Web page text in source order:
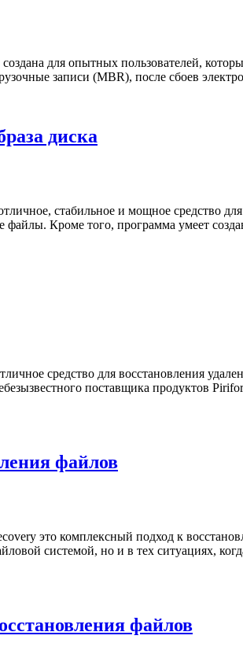
для опытных пользователей,
записи (MBR), после сбоев
диска
стабильное и мощное средство
Кроме того, программа умеет
средство для восстановления
поставщика продуктов
файлов
это комплексный подход к
системой, но и в тех ситуациях,
файлов